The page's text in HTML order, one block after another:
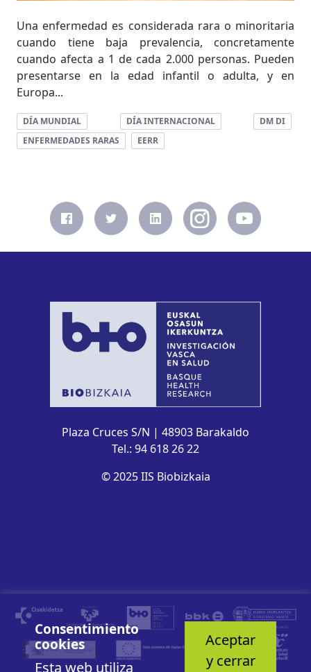
Una enfermedad es considerada rara o minoritaria
cuando tiene baja prevalencia, concretamente
cuando afecta a 1 de cada 2.000 personas. Pueden
presentarse en la edad infantil o adulta, y en
Europa...
DÍA MUNDIAL DÍA INTERNACIONAL
DM DI
ENFERMEDADES RARAS
EERR
Plaza Cruces S/N | 48903 Barakaldo
Tel.: 94 618 26 22
© 2025 IIS Biobizkaia
Consentimiento
cookies
Esta web utiliza
Aceptar
y cerrar